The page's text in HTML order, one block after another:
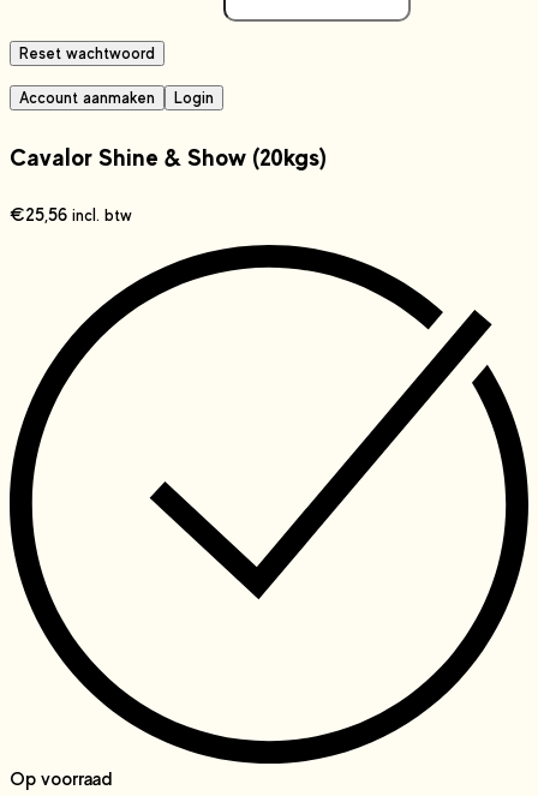
Reset wachtwoord
Account aanmaken Login
Cavalor Shine & Show (20kgs)
€25,56 incl. btw
Op voorraad